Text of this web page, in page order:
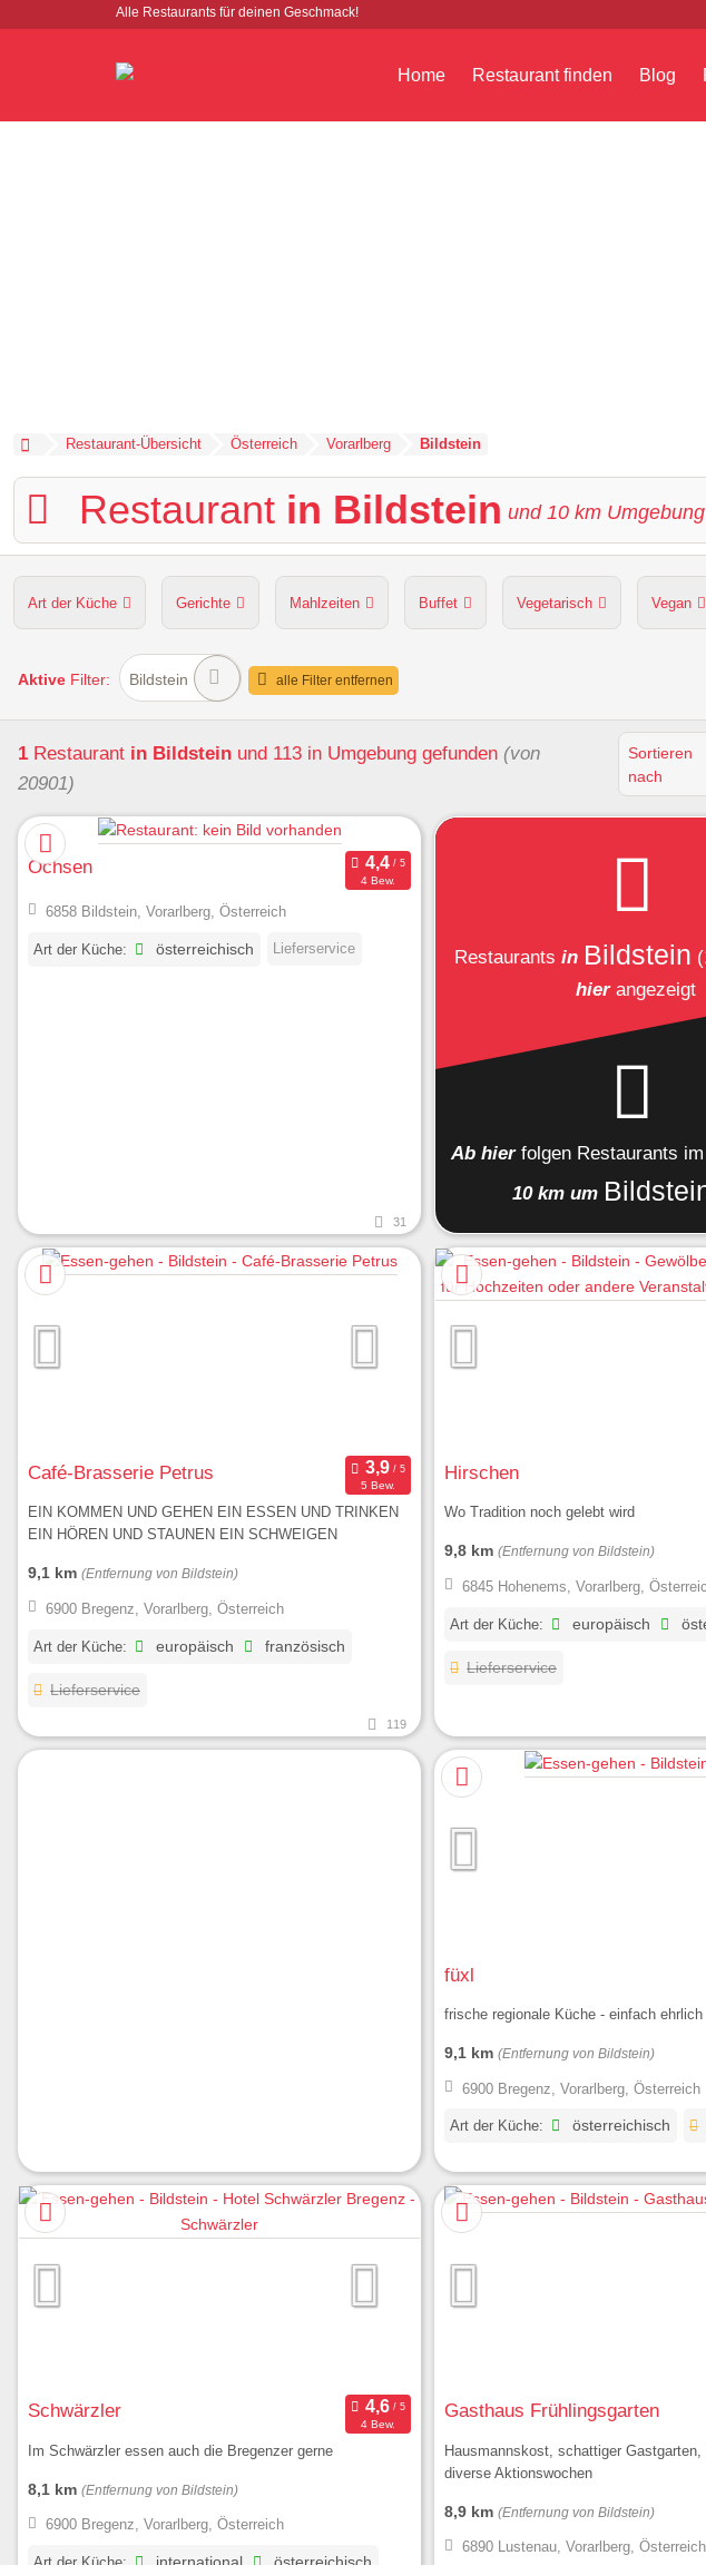
Alle Restaurants für deinen Geschmack!
Home Restaurant finden Blog
Restaurant-Übersicht Österreich Vorarlberg Bildstein
Restaurant in Bildstein und 10 km Umgebung
Art der Küche Gerichte Mahlzeiten Buffet Vegetarisch Vegan
Hunde erlaubt Kapazität Sitzplätze im Freien
Aktive Filter: Bildstein alle Filter entfernen
1 Restaurant in Bildstein und 113 in Umgebung gefunden (von
20901)
Sortieren
nach
Ochsen
4 Bew.
6858 Bildstein, Vorarlberg, Österreich
Art der Küche: österreichisch Lieferservice
31
Restaurants in Bildstein
hierangezeigt
Ab hier folgen Restaurants im
10 km um
Café-Brasserie Petrus
5 Bew.
EIN KOMMEN UND GEHEN EIN ESSEN UND TRINKEN
EIN HÖREN UND STAUNEN EIN SCHWEIGEN
9,1 km (Entfernung von Bildstein)
6900 Bregenz, Vorarlberg, Österreich
Art der Küche: europäisch französisch
Lieferservice
119
Hirschen
Wo Tradition noch gelebt wird
9,8 km (Entfernung von Bildstein)
6845 Hohenems, Vorarlberg,
Art der Küche: europäisch
Lieferservice
füxl
frische regionale Küche - einfach ehrlich
9,1 km (Entfernung von Bildstein)
6900 Bregenz, Vorarlberg, Österreich
Art der Küche: österreichisch
Schwärzler
4 Bew.
Im Schwärzler essen auch die Bregenzer gerne
8,1 km (Entfernung von Bildstein)
6900 Bregenz, Vorarlberg, Österreich
Gasthaus Frühlingsgarten
Hausmannskost, schattiger Gastgarten,
diverse Aktionswochen
8,9 km (Entfernung von Bildstein)
6890 Lustenau, Vorarlberg, Österreich